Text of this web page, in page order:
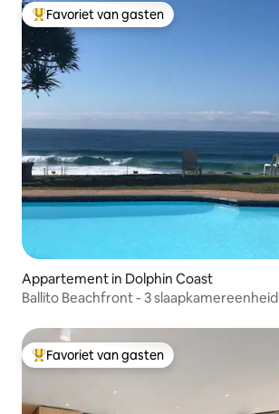
Topfavoriet van gasten
Favoriet van gasten
Appartement in Dolphin Coast
Ballito Beachfront - 3 slaapkamereenheid
Topfavoriet van gasten
Favoriet van gasten